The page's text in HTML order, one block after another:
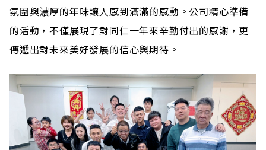
氛圍與濃厚的年味讓人感到滿滿的感動。公司精心準備
的活動，不僅展現了對同仁一年來辛勤付出的感謝，更
傳遞出對未來美好發展的信心與期待。